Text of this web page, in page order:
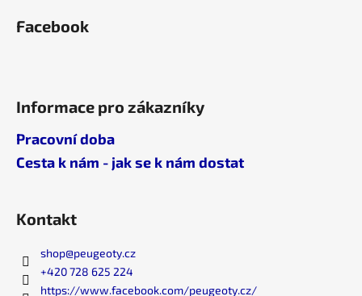
Facebook
Informace pro zákazníky
Pracovní doba
Cesta k nám - jak se k nám dostat
Kontakt
shop@peugeoty.cz
+420 728 625 224
https://www.facebook.com/peugeoty.cz/